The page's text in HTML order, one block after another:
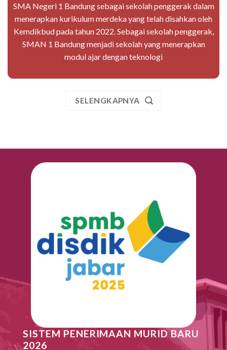
SMA Negeri 1 Bandung sebagai sekolah penggerak dalam
menerapkan kurikulum merdeka yang telah disahkan oleh
Kemdikbud pada tahun 2022. Sebagai sekolah penggerak,
SMAN 1 Bandung menjadi sekolah yang menerapkan
modul ajar dengan teknologi
SELENGKAPNYA
SISTEM PENERIMAAN MURID BARU
2026